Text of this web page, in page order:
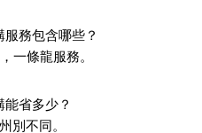
務包含哪些？
一條龍服務。
省多少？
別不同。